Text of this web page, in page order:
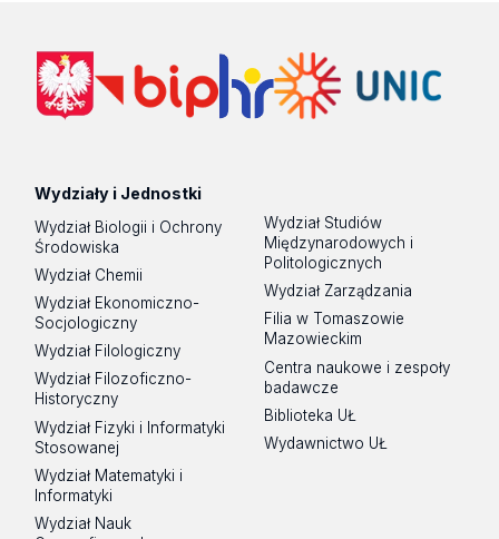
Wydziały i Jednostki
Wydział Biologii i Ochrony
Środowiska
Wydział Chemii
Wydział Ekonomiczno-
Socjologiczny
Wydział Filologiczny
Wydział Filozoficzno-
Historyczny
Wydział Fizyki i Informatyki
Stosowanej
Wydział Matematyki i
Informatyki
Wydział Nauk
Wydział Studiów
Międzynarodowych i
Politologicznych
Wydział Zarządzania
Filia w Tomaszowie
Mazowieckim
Centra naukowe i zespoły
badawcze
Biblioteka UŁ
Wydawnictwo UŁ